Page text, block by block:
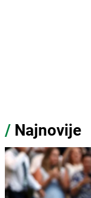
/ Najnovije